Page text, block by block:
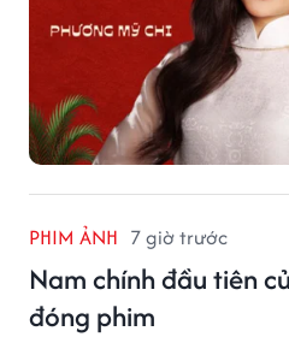
PHIM ẢNH 7 giờ trước
Nam chính đầu tiên
đóng phim